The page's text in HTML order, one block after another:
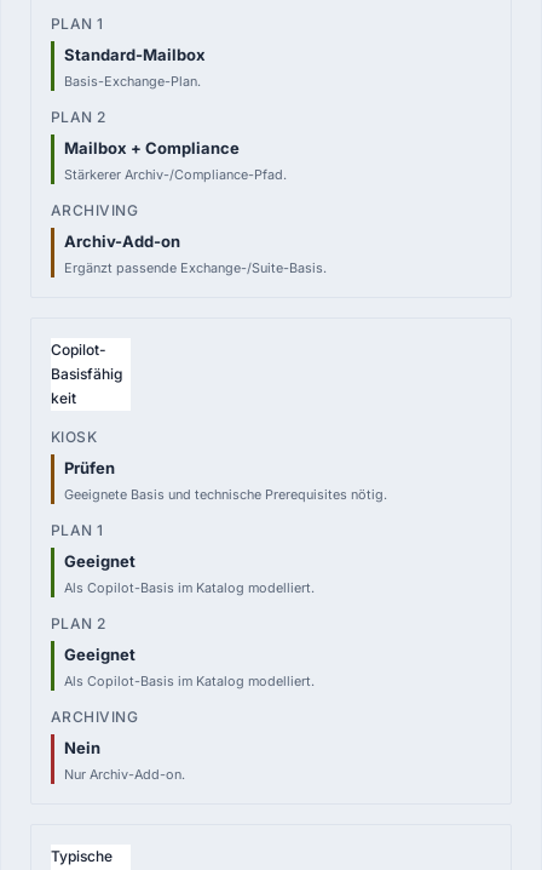
PLAN 1
3,50 €
pro User
PLAN 2
6,90 €
ARCHIVING
3,00 €
Standard-Mailbox
Basis-Exchange-Plan.
Mailbox + Compliance
Stärkerer Archiv-/Compliance-Pfad.
Archiv-Add-on
Ergänzt passende Exchange-/Suite-Basis.
Copilot-
Basisfähig
keit
Prüfen
Geeignete Basis und technische Prerequisites nötig.
Geeignet
Als Copilot-Basis im Katalog modelliert.
Geeignet
Als Copilot-Basis im Katalog modelliert.
Nein
Nur Archiv-Add-on.
Typische